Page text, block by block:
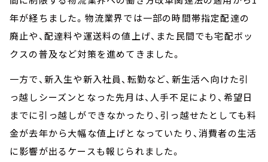
年が経ちました。物流業界では一部の時間帯指定配達の
廃止や、配達料や運送料の値上げ、また民間でも宅配ボッ
クスの普及など対策を進めてきました。
一方で、新入生や新入社員、転勤など、新生活へ向けた引
っ越しシーズンとなった先月は、人手不足により、希望日
までに引っ越しができなかったり、引っ越せたとしても料
金が去年から大幅な値上げとなっていたり、消費者の生活
に影響が出るケースも報じられました。